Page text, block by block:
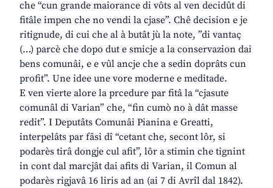
che “cun grande maiorance di vôts al ven decidût di
fitâle impen che no vendi la cjase”. Chê decision e je
ritignude, di cui che al à butât jù la note, ”di vantaç
(…) parcè che dopo dut e smicje a la conservazion dai
bens comunâi, e e vûl ancje che a sedin doprâts cun
profit”. Une idee une vore moderne e meditade.
E ven vierte alore la prcedure par fitâ la “cjasute
comunâl di Varian” che, “fin cumò no à dât masse
redit”. I Deputâts Comunâi Pianina e Greatti,
interpelâts par fâsi dî “cetant che, secont lôr, si
podarès tirâ dongje cul afit”, lôr a stimin che tignint
in cont dal marcjât dai afits di Varian, il Comun al
podarès rigjavâ 16 liris ad an (ai 7 di Avrîl dal 1842).